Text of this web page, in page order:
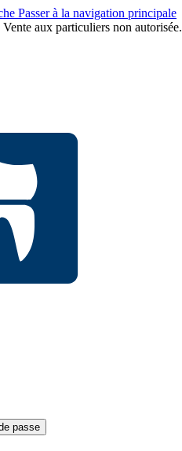
Passer à la navigation principale
aux particuliers non autorisée.
passe